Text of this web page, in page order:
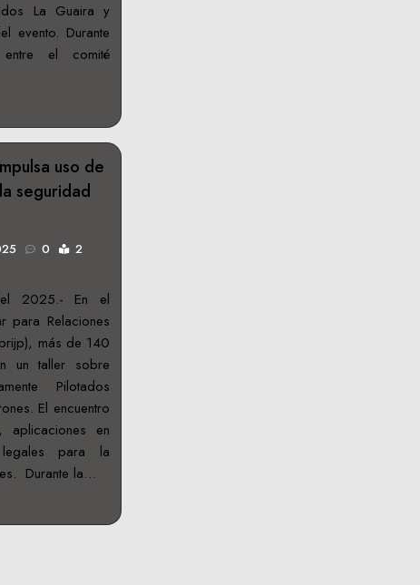
La Guaira y
evento. Durante
el comité
uso de
seguridad
0
2
2025.- En el
para Relaciones
más de 140
un taller sobre
Pilotados
El encuentro
aplicaciones en
para la
Durante la…